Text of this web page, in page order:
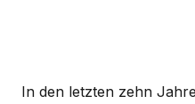
In den letzten zehn